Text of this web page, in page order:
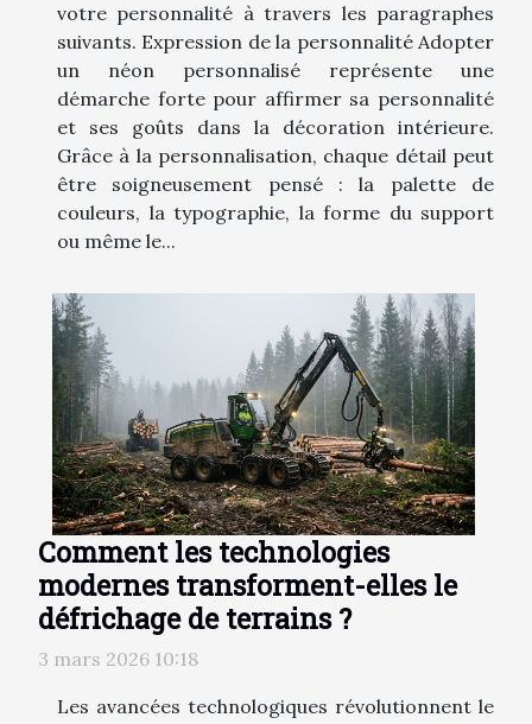
votre personnalité à travers les paragraphes
suivants. Expression de la personnalité Adopter
un néon personnalisé représente une
démarche forte pour affirmer sa personnalité
et ses goûts dans la décoration intérieure.
Grâce à la personnalisation, chaque détail peut
être soigneusement pensé : la palette de
couleurs, la typographie, la forme du support
ou même le...
Comment les technologies
modernes transforment-elles le
défrichage de terrains ?
3 mars 2026 10:18
Les avancées technologiques révolutionnent le